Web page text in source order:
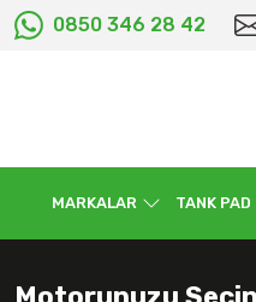
0850 346 28 42
MARKALAR TANK PAD